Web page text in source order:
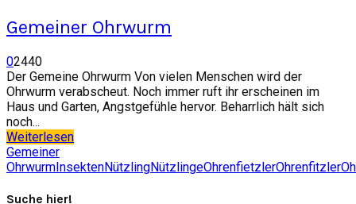
Gemeiner Ohrwurm
02440
Der Gemeine Ohrwurm Von vielen Menschen wird der
Ohrwurm verabscheut. Noch immer ruft ihr erscheinen im
Haus und Garten, Angstgefühle hervor. Beharrlich hält sich
noch...
Weiterlesen
Gemeiner
OhrwurmInsektenNützlingNützlingeOhrenfietzlerOhrenfitzler
Suche hier!